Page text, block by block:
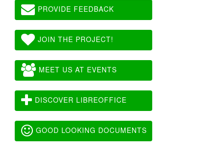
PROVIDE FEEDBACK
JOIN THE PROJECT!
MEET US AT EVENTS
DISCOVER LIBREOFFICE
GOOD LOOKING DOCUMENTS